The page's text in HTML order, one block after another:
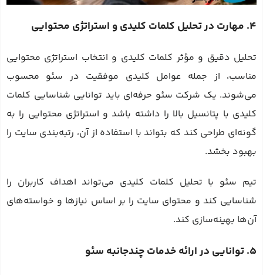
4. مهارت در تحلیل کلمات کلیدی و استراتژی محتوایی
تحلیل دقیق و مؤثر کلمات کلیدی و انتخاب استراتژی محتوایی
مناسب، از جمله عوامل کلیدی موفقیت در سئو محسوب
می‌شوند. یک شرکت سئو حرفه‌ای باید توانایی شناسایی کلمات
کلیدی با پتانسیل بالا را داشته باشد و استراتژی محتوایی را به
گونه‌ای طراحی کند که بتواند با استفاده از آن، رتبه‌بندی سایت را
بهبود بخشد.
تیم سئو با تحلیل کلمات کلیدی می‌تواند اهداف کاربران را
شناسایی کند و محتوای سایت را بر اساس نیازها و خواسته‌های
آن‌ها بهینه‌سازی کند.
5. توانایی در ارائه خدمات چندجانبه سئو